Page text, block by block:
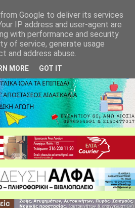
Google to deliver its services
IP address and user-agent are
with performance and security
of service, generate usage
and address abuse.
MORE GOT IT